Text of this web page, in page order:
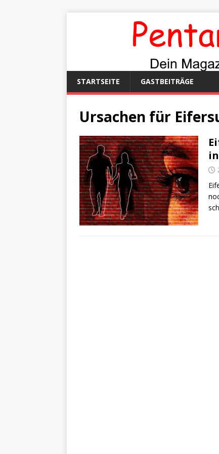
STARTSEITE GASTBEITRÄGE
Ursachen für